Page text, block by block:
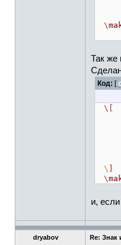
\
Так же
Код: [
\[
\
\
и,
dryabov Re: Знак